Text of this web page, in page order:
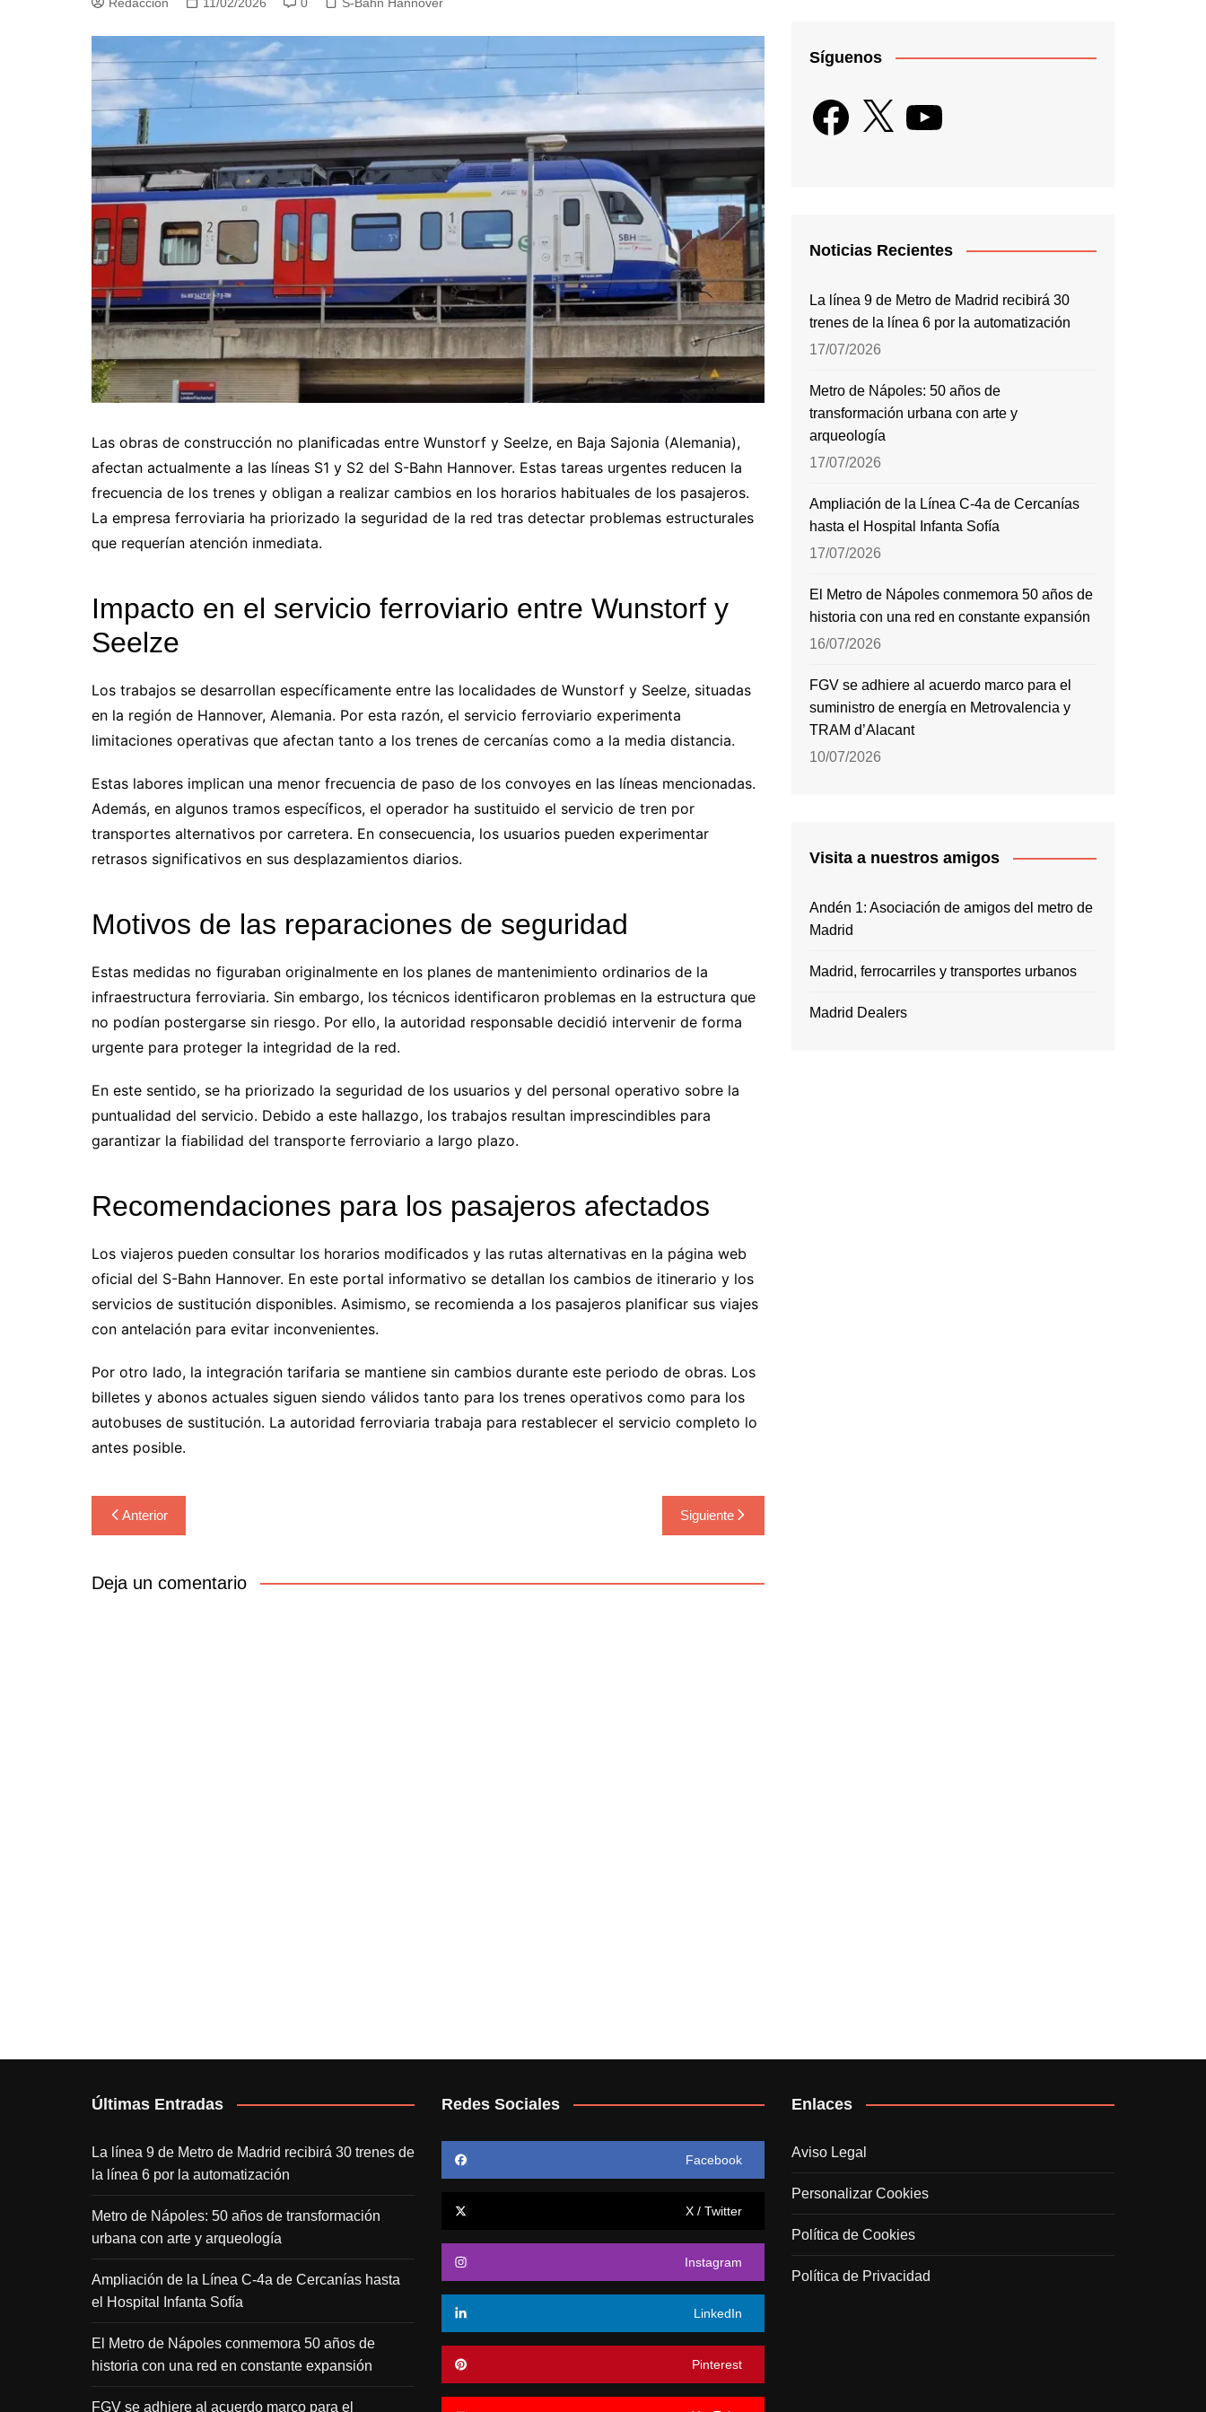
Las obras de construcción no planificadas entre Wunstorf y Seelze, en Baja Sajonia (Alemania),
afectan actualmente a las líneas S1 y S2 del S-Bahn Hannover. Estas tareas urgentes reducen la
frecuencia de los trenes y obligan a realizar cambios en los horarios habituales de los pasajeros.
La empresa ferroviaria ha priorizado la seguridad de la red tras detectar problemas estructurales
que requerían atención inmediata.
Impacto en el servicio ferroviario entre Wunstorf y
Seelze
Los trabajos se desarrollan específicamente entre las localidades de Wunstorf y Seelze, situadas
en la región de Hannover, Alemania. Por esta razón, el servicio ferroviario experimenta
limitaciones operativas que afectan tanto a los trenes de cercanías como a la media distancia.
Estas labores implican una menor frecuencia de paso de los convoyes en las líneas mencionadas.
Además, en algunos tramos específicos, el operador ha sustituido el servicio de tren por
transportes alternativos por carretera. En consecuencia, los usuarios pueden experimentar
retrasos significativos en sus desplazamientos diarios.
Motivos de las reparaciones de seguridad
Estas medidas no figuraban originalmente en los planes de mantenimiento ordinarios de la
infraestructura ferroviaria. Sin embargo, los técnicos identificaron problemas en la estructura que
no podían postergarse sin riesgo. Por ello, la autoridad responsable decidió intervenir de forma
urgente para proteger la integridad de la red.
En este sentido, se ha priorizado la seguridad de los usuarios y del personal operativo sobre la
puntualidad del servicio. Debido a este hallazgo, los trabajos resultan imprescindibles para
garantizar la fiabilidad del transporte ferroviario a largo plazo.
Recomendaciones para los pasajeros afectados
Los viajeros pueden consultar los horarios modificados y las rutas alternativas en la página web
oficial del S-Bahn Hannover. En este portal informativo se detallan los cambios de itinerario y los
servicios de sustitución disponibles. Asimismo, se recomienda a los pasajeros planificar sus viajes
con antelación para evitar inconvenientes.
Por otro lado, la integración tarifaria se mantiene sin cambios durante este periodo de obras. Los
billetes y abonos actuales siguen siendo válidos tanto para los trenes operativos como para los
autobuses de sustitución. La autoridad ferroviaria trabaja para restablecer el servicio completo lo
antes posible.
Navegación
de
entradas
Anterior Siguiente
Deja un comentario
Síguenos
Facebook
X YouTube
Noticias Recientes
La línea 9 de Metro de Madrid recibirá 30
trenes de la línea 6 por la automatización
17/07/2026
Metro de Nápoles: 50 años de
transformación urbana con arte y
arqueología
17/07/2026
Ampliación de la Línea C-4a de Cercanías
hasta el Hospital Infanta Sofía
17/07/2026
El Metro de Nápoles conmemora 50 años de
historia con una red en constante expansión
16/07/2026
FGV se adhiere al acuerdo marco para el
suministro de energía en Metrovalencia y
TRAM d’Alacant
10/07/2026
Visita a nuestros amigos
Andén 1: Asociación de amigos del metro de
Madrid
Madrid, ferrocarriles y transportes urbanos
Madrid Dealers
Últimas Entradas
La línea 9 de Metro de Madrid recibirá 30 trenes de
la línea 6 por la automatización
Metro de Nápoles: 50 años de transformación
urbana con arte y arqueología
Ampliación de la Línea C-4a de Cercanías hasta
el Hospital Infanta Sofía
El Metro de Nápoles conmemora 50 años de
historia con una red en constante expansión
FGV se adhiere al acuerdo marco para el
Redes Sociales
Facebook
X / Twitter
Instagram
LinkedIn
Pinterest
Enlaces
Aviso Legal
Personalizar Cookies
Política de Cookies
Política de Privacidad